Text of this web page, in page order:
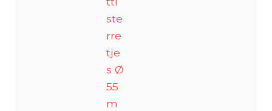
ste
rre
tje
s Ø
55
m